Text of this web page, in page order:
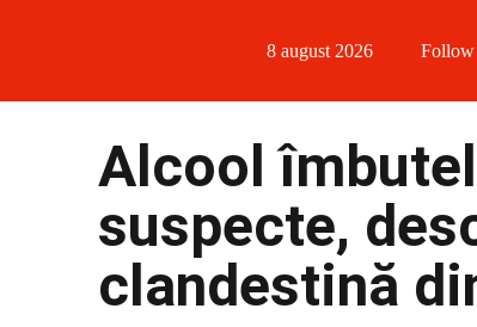
8 august 2026 Follow
Alcool
suspecte,
clandestină